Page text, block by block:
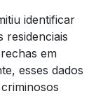
identificar
residenciais
em
esses dados